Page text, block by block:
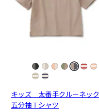
キッズ 太番手クルーネック
五分袖Ｔシャツ